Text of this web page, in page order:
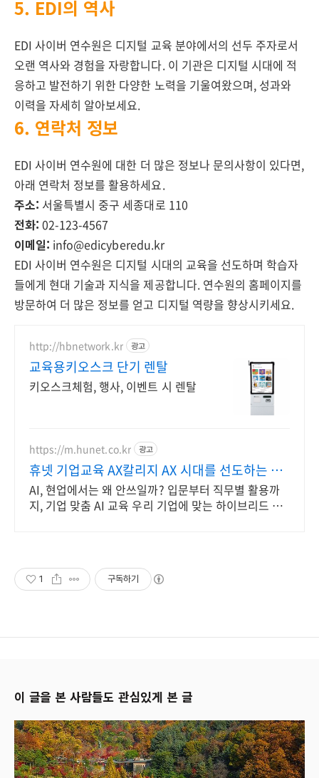
5. EDI의 역사
EDI 사이버 연수원은 디지털 교육 분야에서의 선두 주자로서
오랜 역사와 경험을 자랑합니다. 이 기관은 디지털 시대에 적
응하고 발전하기 위한 다양한 노력을 기울여왔으며, 성과와
이력을 자세히 알아보세요.
6. 연락처 정보
EDI 사이버 연수원에 대한 더 많은 정보나 문의사항이 있다면,
아래 연락처 정보를 활용하세요.
주소: 서울특별시 중구 세종대로 110
전화: 02-123-4567
이메일: info@edicyberedu.kr
EDI 사이버 연수원은 디지털 시대의 교육을 선도하며 학습자
들에게 현대 기술과 지식을 제공합니다. 연수원의 홈페이지를
방문하여 더 많은 정보를 얻고 디지털 역량을 향상시키세요.
http://hbnetwork.kr 광고
교육용키오스크 단기 렌탈
키오스크체험, 행사, 이벤트 시 렌탈
https://m.hunet.co.kr 광고
휴넷 기업교육 AX칼리지 AX 시대를 선도하는 경
쟁력
AI, 현업에서는 왜 안쓰일까? 입문부터 직무별 활용까
지, 기업 맞춤 AI 교육 우리 기업에 맞는 하이브리드 러
1 구독하기
이 글을 본 사람들도 관심있게 본 글